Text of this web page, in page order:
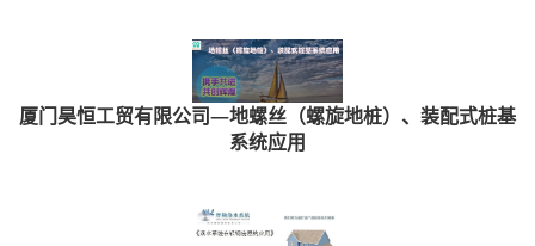
厦门昊恒工贸有限公司—地螺丝（螺旋地桩）、装配式桩基
系统应用